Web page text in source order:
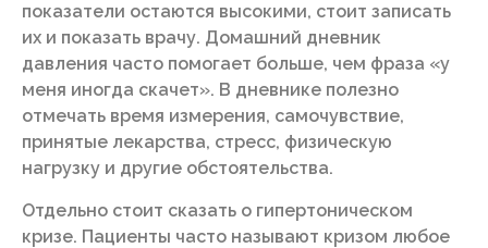
показатели остаются высокими, стоит записать
их и показать врачу. Домашний дневник
давления часто помогает больше, чем фраза «у
меня иногда скачет». В дневнике полезно
отмечать время измерения, самочувствие,
принятые лекарства, стресс, физическую
нагрузку и другие обстоятельства.
Отдельно стоит сказать о гипертоническом
кризе. Пациенты часто называют кризом любое